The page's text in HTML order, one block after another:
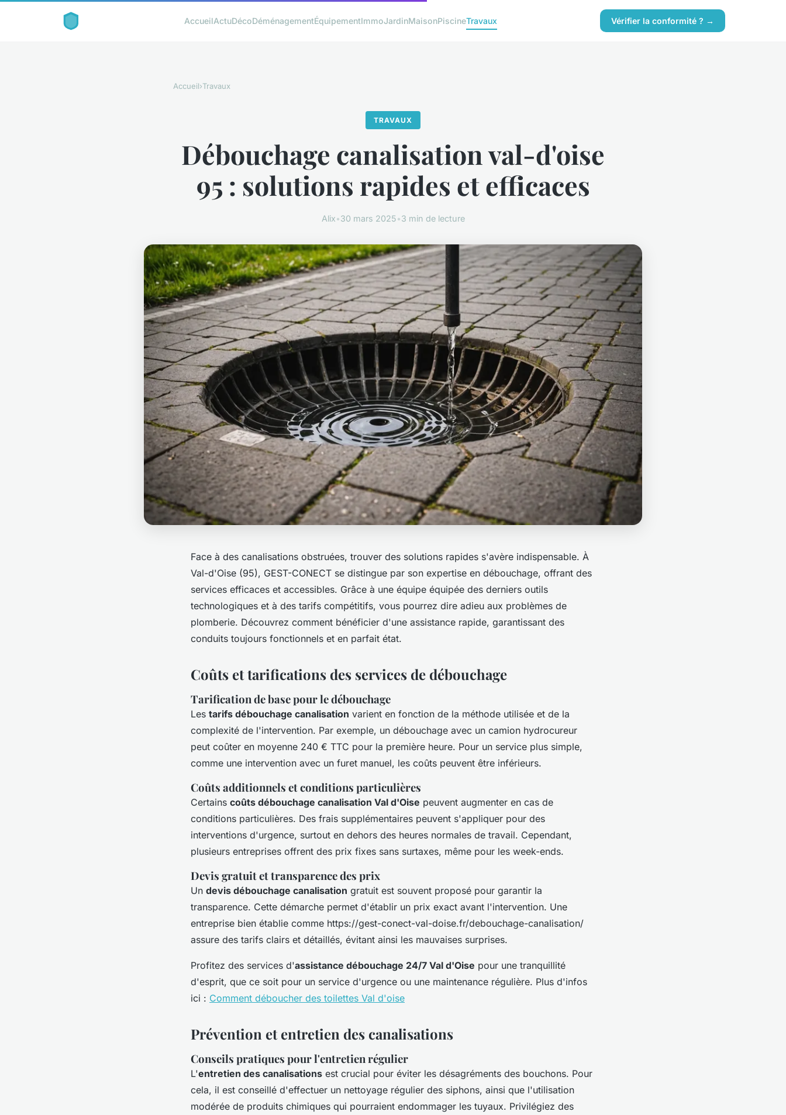
AccueilActuDécoDéménagementÉquipementImmoJardinMaisonPiscineTravaux Vérifier la conformité ? →
Accueil›Travaux
TRAVAUX
Débouchage canalisation val-d'oise
95 : solutions rapides et efficaces
Alix•30 mars 2025•3 min de lecture
Face à des canalisations obstruées, trouver des solutions rapides s'avère indispensable. À
Val-d'Oise (95), GEST-CONECT se distingue par son expertise en débouchage, offrant des
services efficaces et accessibles. Grâce à une équipe équipée des derniers outils
technologiques et à des tarifs compétitifs, vous pourrez dire adieu aux problèmes de
plomberie. Découvrez comment bénéficier d'une assistance rapide, garantissant des
conduits toujours fonctionnels et en parfait état.
Coûts et tarifications des services de débouchage
Tarification de base pour le débouchage
Les tarifs débouchage canalisation varient en fonction de la méthode utilisée et de la
complexité de l'intervention. Par exemple, un débouchage avec un camion hydrocureur
peut coûter en moyenne 240 € TTC pour la première heure. Pour un service plus simple,
comme une intervention avec un furet manuel, les coûts peuvent être inférieurs.
Coûts additionnels et conditions particulières
Certains coûts débouchage canalisation Val d'Oise peuvent augmenter en cas de
conditions particulières. Des frais supplémentaires peuvent s'appliquer pour des
interventions d'urgence, surtout en dehors des heures normales de travail. Cependant,
plusieurs entreprises offrent des prix fixes sans surtaxes, même pour les week-ends.
Devis gratuit et transparence des prix
Un devis débouchage canalisation gratuit est souvent proposé pour garantir la
transparence. Cette démarche permet d'établir un prix exact avant l'intervention. Une
entreprise bien établie comme https://gest-conect-val-doise.fr/debouchage-canalisation/
assure des tarifs clairs et détaillés, évitant ainsi les mauvaises surprises.
Profitez des services d'assistance débouchage 24/7 Val d'Oise pour une tranquillité
d'esprit, que ce soit pour un service d'urgence ou une maintenance régulière. Plus d'infos
ici : Comment déboucher des toilettes Val d'oise
Prévention et entretien des canalisations
Conseils pratiques pour l'entretien régulier
L'entretien des canalisations est crucial pour éviter les désagréments des bouchons. Pour
cela, il est conseillé d'effectuer un nettoyage régulier des siphons, ainsi que l'utilisation
modérée de produits chimiques qui pourraient endommager les tuyaux. Privilégiez des